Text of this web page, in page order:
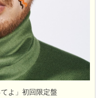
よ」初回限定盤